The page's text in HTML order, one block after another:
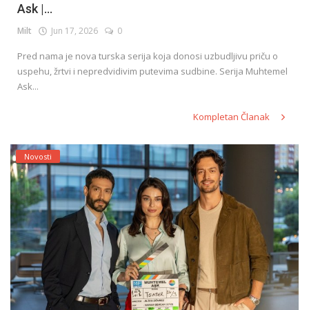
Ask |...
Milt Jun 17, 2026 0
Pred nama je nova turska serija koja donosi uzbudljivu priču o
uspehu, žrtvi i nepredvidivim putevima sudbine. Serija Muhtemel
Ask...
Kompletan Članak
Novosti